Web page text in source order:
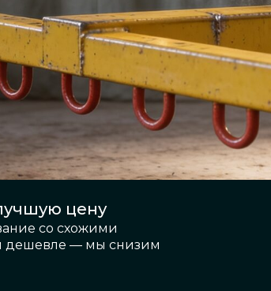
цену
со схожими
дешевле — мы снизим